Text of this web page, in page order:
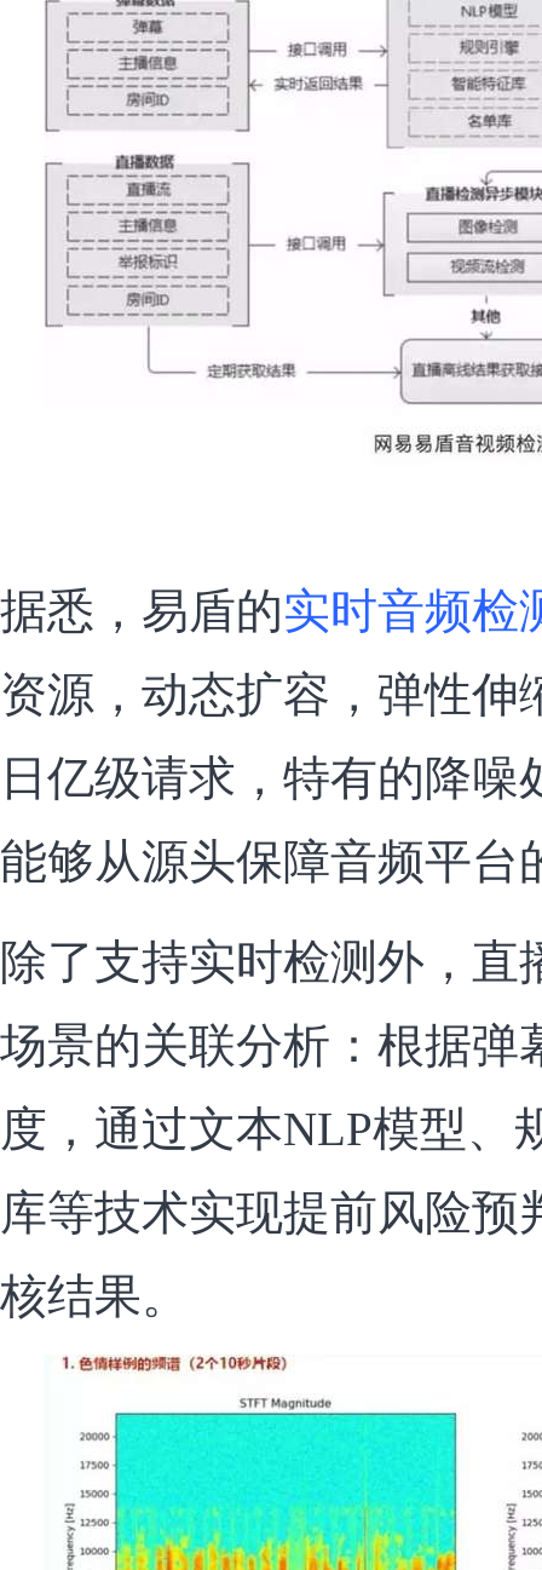
据悉，易盾的实时音频检
资源，动态扩容，弹性伸
日亿级请求，特有的降
能够从源头保障音频平台
除了支持实时检测外，直
场景的关联分析：根据弹
度，通过文本NLP模型、
库等技术实现提前风险预
核结果。